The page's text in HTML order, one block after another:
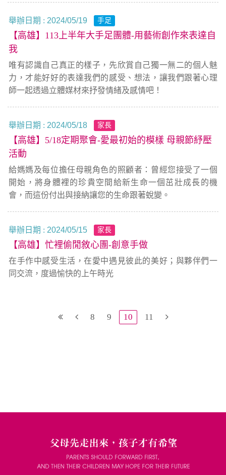
舉辦日期 : 2024/05/19 手足
【高雄】113上半年大手足團體-用藝術創作來表達自
我
唯有認識自己真正的樣子，先欣賞自己獨一無二的個人魅
力，才能好好的表達我們的感受、想法，讓我們跟著心理
師一起透過立體媒材來抒發情緒及感情吧！
舉辦日期 : 2024/05/18 家長
【高雄】5/18定期聚會-愛最初始的模樣 母親節紓壓
活動
給媽媽及每位擔任母親角色的照顧者：曾經您接受了一個
開始，將身體裡的珍貴空間給新生命一個茁壯成長的機
會，而這份付出與接納讓您的生命跟著蛻變。
舉辦日期 : 2024/05/15 家長
【高雄】忙裡偷閒敘心團-創意手做
在手作中感受生活，在愛中遇見彼此的美好；與夥伴們一
同交流，度過愉快的上午時光
8 9 10 11